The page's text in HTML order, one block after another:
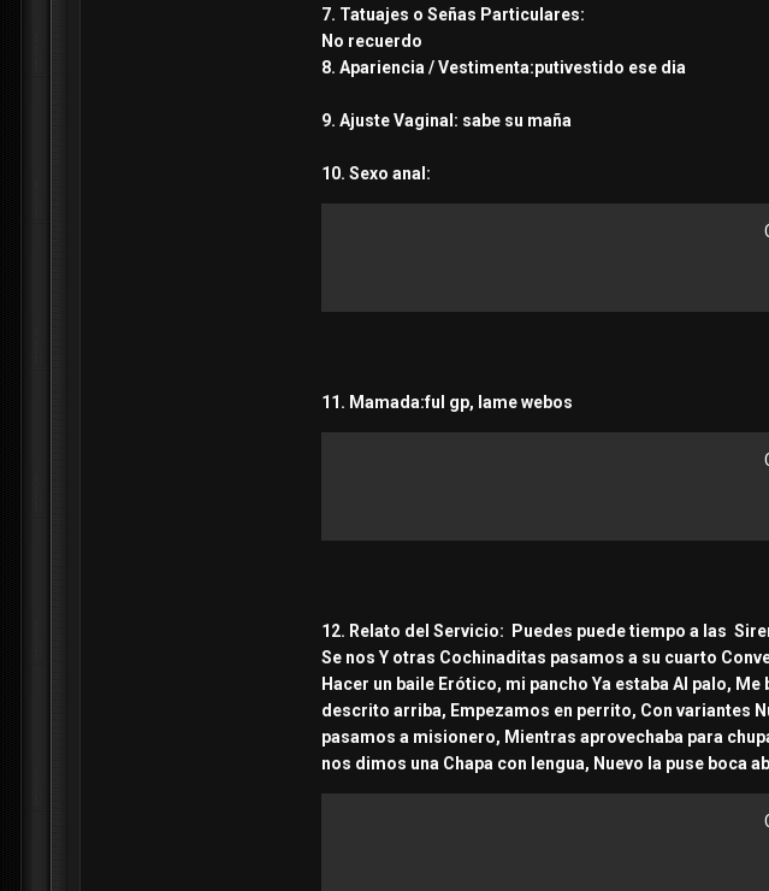
7. Tatuajes o Señas Particulares:
No recuerdo
8. Apariencia / Vestimenta:putivestido ese dia
9. Ajuste Vaginal: sabe su maña
10. Sexo anal:
11. Mamada:ful gp, lame webos
12. Relato del Servicio: Puedes puede tiempo a las
Se nos Y otras Cochinaditas pasamos a su cuarto
Hacer un baile Erótico, mi pancho Ya estaba Al palo,
descrito arriba, Empezamos en perrito, Con variantes
pasamos a misionero, Mientras aprovechaba para
nos dimos una Chapa con lengua, Nuevo la puse boca